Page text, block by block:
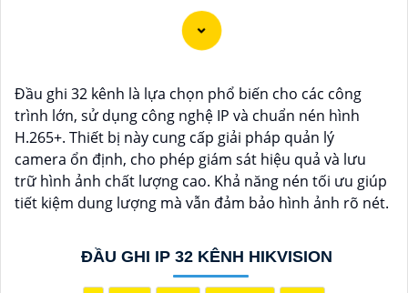
(1920x1080P) và chuẩn ONVIF, dễ dàng tương thích với nhiều
thiết bị. Đầu ghi này là lựa chọn tối ưu cho dự án giám sát an
ninh chất lượng cao cho phép giám sát đồng thời 32 khu vực
Dĩ nhiên, dưới đây là một mẫu văn bản giới thiệu dành
cho dự án lắp đặt camera Hikvision giá rẻ và chuyên
nghiệp:
Chào quý khách hàng,
Chúng tôi xin trân trọng giới thiệu đến quý vị dịch vụ
Đầu ghi 32 kênh là lựa chọn phổ biến cho các công
trình lớn, sử dụng công nghệ IP và chuẩn nén hình
H.265+. Thiết bị này cung cấp giải pháp quản lý
camera ổn định, cho phép giám sát hiệu quả và lưu
trữ hình ảnh chất lượng cao. Khả năng nén tối ưu giúp
tiết kiệm dung lượng mà vẫn đảm bảo hình ảnh rõ nét.
ĐẦU GHI IP 32 KÊNH HIKVISION